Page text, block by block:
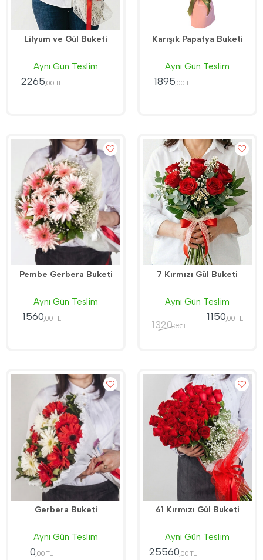
Lilyum ve Gül Buketi
Aynı Gün Teslim
2265,00 TL
Karışık Papatya Buketi
Aynı Gün Teslim
1895,00 TL
Pembe Gerbera Buketi
Aynı Gün Teslim
1560,00 TL
7 Kırmızı Gül Buketi
Aynı Gün Teslim
1320,00 TL
1150,00 TL
Gerbera Buketi
Aynı Gün Teslim
0 ,00 TL
61 Kırmızı Gül Buketi
Aynı Gün Teslim
25560 ,00 TL